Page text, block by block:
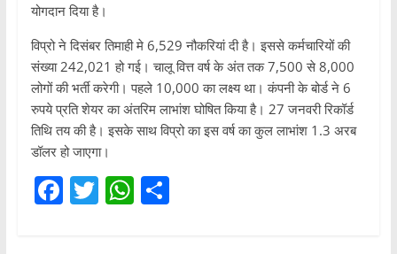
योगदान दिया है।
विप्रो ने दिसंबर तिमाही मे 6,529 नौकरियां दी है। इससे कर्मचारियों की
संख्या 242,021 हो गई। चालू वित्त वर्ष के अंत तक 7,500 से 8,000
लोगों की भर्ती करेगी। पहले 10,000 का लक्ष्य था। कंपनी के बोर्ड ने 6
रुपये प्रति शेयर का अंतरिम लाभांश घोषित किया है। 27 जनवरी रिकॉर्ड
तिथि तय की है। इसके साथ विप्रो का इस वर्ष का कुल लाभांश 1.3 अरब
डॉलर हो जाएगा।
F T W S